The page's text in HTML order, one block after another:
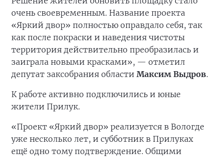
очень своевременным. Название проекта
«Яркий двор» полностью оправдало себя, так
как после покраски и наведения чистоты
территория действительно преобразилась и
заиграла новыми красками», — отметил
депутат заксобрания области Максим Выдров.
К работе активно подключились и юные
жители Прилук.
«Проект «Яркий двор» реализуется в Вологде
уже несколько лет, и субботник в Прилуках
ещё одно тому подтверждение. Общими